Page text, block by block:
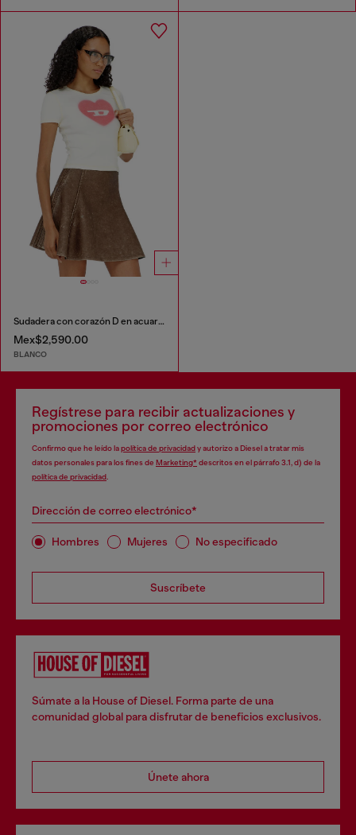
Sudadera con corazón D en acuarela
Mex$2,590.00
BLANCO
Regístrese para recibir actualizaciones y
promociones por correo electrónico
Confirmo que he leído lapolítica de privacidady autorizo a Diesel a tratar mis
datos personales para los fines de Marketing*descritos en el párrafo 3.1, d) de la
política de privacidad
Dirección de correo electrónico*
Hombres Mujeres No especificado
Suscríbete
Súmate a la House of Diesel. Forma parte de una
comunidad global para disfrutar de beneficios exclusivos.
Únete ahora